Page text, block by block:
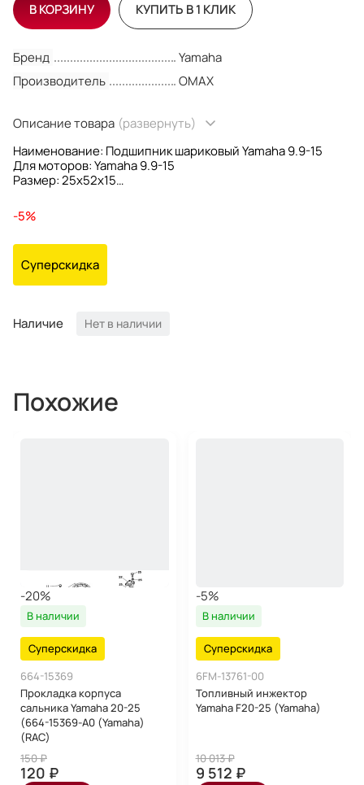
Бренд
Yamaha
Производитель
OMAX
Описание товара (развернуть)
Наименование: Подшипник шариковый Yamaha 9.9-15
Для моторов: Yamaha 9.9-15
Размер: 25x52x15
OEM номера: 93306-20541; 9330620541
Производитель: Omax
-5%
Суперскидка
Наличие Нет в наличии
В КОРЗИНУ КУПИТЬ В 1 КЛИК
Похожие
-20%
В наличии
Суперскидка
664-15369
Прокладка корпуса
сальника Yamaha 20-25
(664-15369-А0 (Yamaha)
(RAC)
150 ₽
120 ₽
-5%
В наличии
Суперскидка
6FM-13761-00
Топливный инжектор
Yamaha F20-25 (Yamaha)
10 013 ₽
9 512 ₽